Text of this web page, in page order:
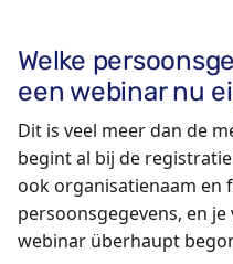
Welke
een webinar nu
Dit is veel meer dan de
begint al bij de
ook organisatienaam en
persoonsgegevens, en
webinar überhaupt